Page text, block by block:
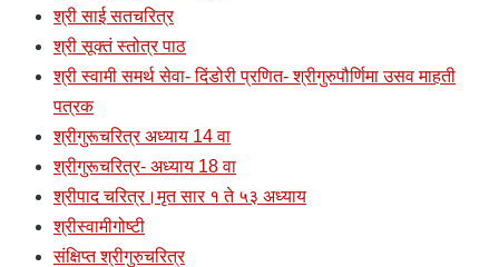
श्री साई सतचरित्र
श्री सूक्तं स्तोत्र पाठ
श्री स्वामी समर्थ सेवा- दिंडोरी प्रणित- श्रीगुरुपौर्णिमा उसव माहती
पत्रक
श्रीगुरूचरित्र अध्याय 14 वा
श्रीगुरूचरित्र- अध्याय 18 वा
श्रीपाद चरित्र।मृत सार १ ते ५३ अध्याय
श्रीस्वामीगोष्टी
संक्षिप्त श्रीगुरुचरित्र